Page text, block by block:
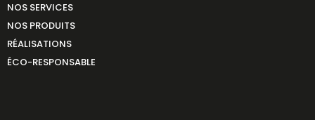
NOS SERVICES
NOS PRODUITS
RÉALISATIONS
ÉCO-RESPONSABLE